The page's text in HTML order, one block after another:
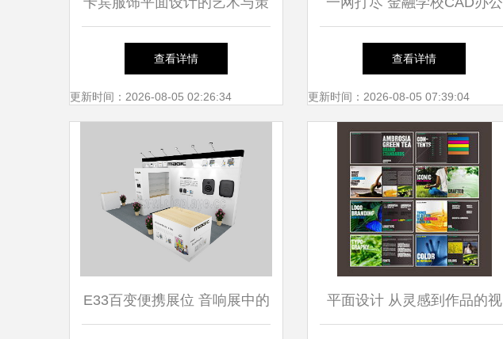
略 视觉语言中的品牌魅力
查看详情
更新时间：2026-08-05 02:26:34
家具与全屋定制图纸资源详解
查看详情
更新时间：2026-08-05 07:39:04
E33百变便携展位 音响展中的 平面设计 从灵感到作品的视